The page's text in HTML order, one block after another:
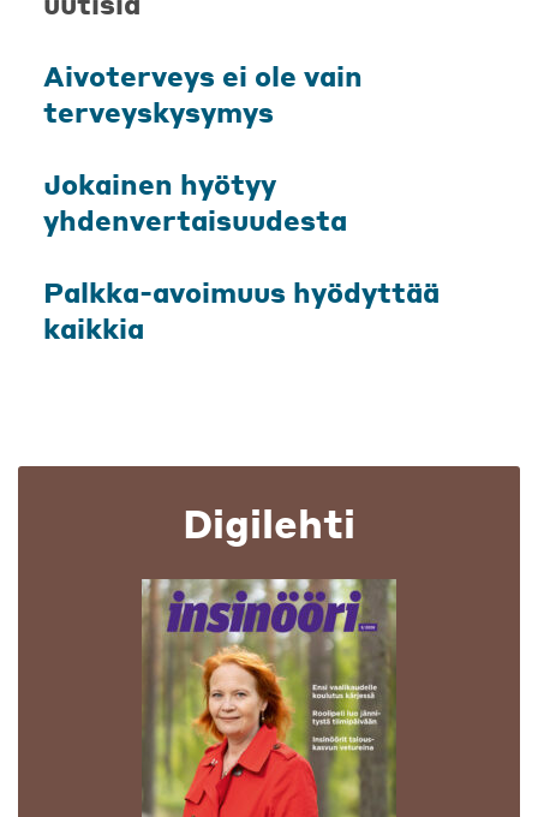
Aivoterveys ei ole vain
terveyskysymys
Jokainen hyötyy
yhdenvertaisuudesta
Palkka-avoimuus hyödyttää
kaikkia
Digilehti